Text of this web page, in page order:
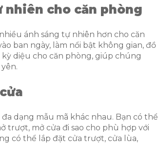
nhiên cho căn phòng
ánh sáng tự nhiên hơn cho căn
ban ngày, làm nổi bật không gian, đồ
diệu cho căn phòng, giúp chúng
dạng mẫu mã khác nhau. Bạn có thể
trượt, mở cửa đi sao cho phù hợp với
có thể lắp đặt cửa trượt, cửa lùa,